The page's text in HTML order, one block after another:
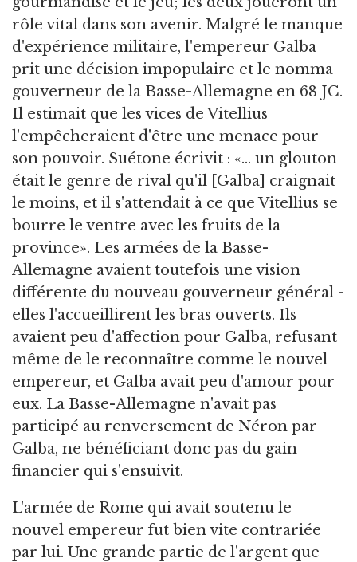
rôle vital dans son avenir. Malgré le manque
d'expérience militaire, l'empereur Galba
prit une décision impopulaire et le nomma
gouverneur de la Basse-Allemagne en 68 JC.
Il estimait que les vices de Vitellius
l'empêcheraient d'être une menace pour
son pouvoir. Suétone écrivit : «... un glouton
était le genre de rival qu'il [Galba] craignait
le moins, et il s'attendait à ce que Vitellius se
bourre le ventre avec les fruits de la
province». Les armées de la Basse-
Allemagne avaient toutefois une vision
différente du nouveau gouverneur général -
elles l'accueillirent les bras ouverts. Ils
avaient peu d'affection pour Galba, refusant
même de le reconnaître comme le nouvel
empereur, et Galba avait peu d'amour pour
eux. La Basse-Allemagne n'avait pas
participé au renversement de Néron par
Galba, ne bénéficiant donc pas du gain
financier qui s'ensuivit.
L'armée de Rome qui avait soutenu le
nouvel empereur fut bien vite contrariée
par lui. Une grande partie de l'argent que